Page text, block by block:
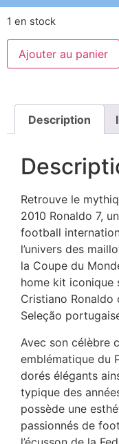
1 en stock
Ajouter au panier
Description
Retrouve le
2010 Ronaldo 7,
football
l’univers des
la Coupe du
home kit iconique
Cristiano Ronaldo
Seleção
Avec son célèbre
emblématique du
dorés élégants
typique des
possède une
passionnés de